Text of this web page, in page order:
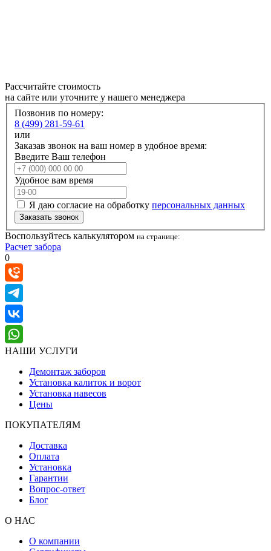
Рассчитайте стоимость
на сайте или уточните у нашего менеджера
Позвонив по номеру:
8 (499) 281-59-61
или
Заказав звонок на ваш номер в удобное время:
Введите Ваш телефон
Удобное вам время
Я даю согласие на обработку персональных данных
Заказать звонок
Воспользуйтесь калькулятором на странице:
Расчет забора
0
НАШИ УСЛУГИ
Демонтаж заборов
Установка калиток и ворот
Установка навесов
Цены
ПОКУПАТЕЛЯМ
Доставка
Оплата
Установка
Гарантии
Вопрос-ответ
Блог
О НАС
О компании